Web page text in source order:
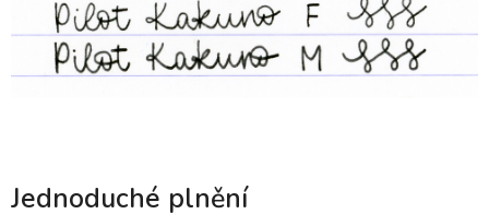
Jednoduché plnění